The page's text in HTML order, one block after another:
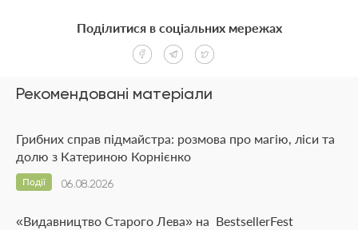
Рекомендовані матеріали
Грибних справ підмайстра: розмова про магію, ліси та
долю з Катериною Корнієнко
06.08.2026
Події
«Видавництво Старого Лева» на BestsellerFest
Поділитися в соціальних мережах